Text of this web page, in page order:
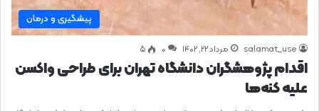
پیشگیری و درمان
salamat_use مرداد ۲۲, ۱۴۰۲ 0 ۵
اقدام پژوهشگران دانشگاه تهران برای طراحی واکسن
علیه کنه‌ها